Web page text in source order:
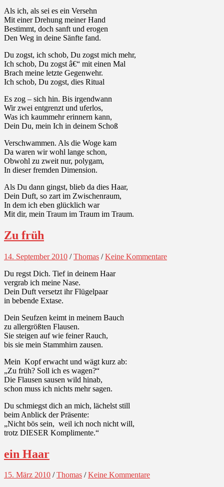
Als ich, als sei es ein Versehn
Mit einer Drehung meiner Hand
Bestimmt, doch sanft und erogen
Den Weg in deine Sänfte fand.
Du zogst, ich schob, Du zogst mich mehr,
Ich schob, Du zogst â€“ mit einen Mal
Brach meine letzte Gegenwehr.
Ich schob, Du zogst, dies Ritual
Es zog – sich hin. Bis irgendwann
Wir zwei entgrenzt und uferlos,
Was ich kaummehr erinnern kann,
Dein Du, mein Ich in deinem Schoß
Verschwammen. Als die Woge kam
Da waren wir wohl lange schon,
Obwohl zu zweit nur, polygam,
In dieser fremden Dimension.
Als Du dann gingst, blieb da dies Haar,
Dein Duft, so zart im Zwischenraum,
In dem ich eben glücklich war
Mit dir, mein Traum im Traum im Traum.
Zu früh
14. September 2010 /Thomas /Keine Kommentare
Du regst Dich. Tief in deinem Haar
vergrab ich meine Nase.
Dein Duft versetzt ihr Flügelpaar
in bebende Extase.
Dein Seufzen keimt in meinem Bauch
zu allergrößten Flausen.
Sie steigen auf wie feiner Rauch,
bis sie mein Stammhirn zausen.
Mein Kopf erwacht und wägt kurz ab:
„Zu früh? Soll ich es wagen?“
Die Flausen sausen wild hinab,
schon muss ich nichts mehr sagen.
Du schmiegst dich an mich, lächelst still
beim Anblick der Präsente:
„Nicht bös sein, weil ich noch nicht will,
trotz DIESER Komplimente.“
ein Haar
15. März 2010 /Thomas /Keine Kommentare